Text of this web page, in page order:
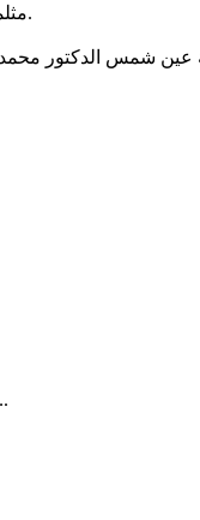
مثلما نشاهد اليوم على وسائل التواصل الاجتماعي التي احتضنت الشعر الشعبي من عمق مكانه وأصالة بيئته بألوانه المختلفة على امتداد مساحة الوطن.
عين شمس الدكتور
عندما يخرج المريض من موعده